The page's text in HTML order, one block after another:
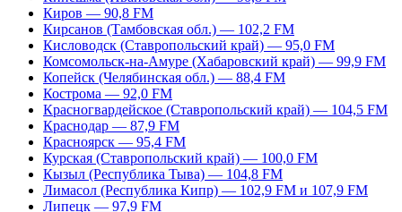
Киров — 90,8 FM
Кирсанов (Тамбовская обл.) — 102,2 FM
Кисловодск (Ставропольский край) — 95,0 FM
Комсомольск-на-Амуре (Хабаровский край) — 99,9 FM
Копейск (Челябинская обл.) — 88,4 FM
Кострома — 92,0 FM
Красногвардейское (Ставропольский край) — 104,5 FM
Краснодар — 87,9 FM
Красноярск — 95,4 FM
Курская (Ставропольский край) — 100,0 FM
Кызыл (Республика Тыва) — 104,8 FM
Лимасол (Республика Кипр) — 102,9 FM и 107,9 FM
Липецк — 97,9 FM